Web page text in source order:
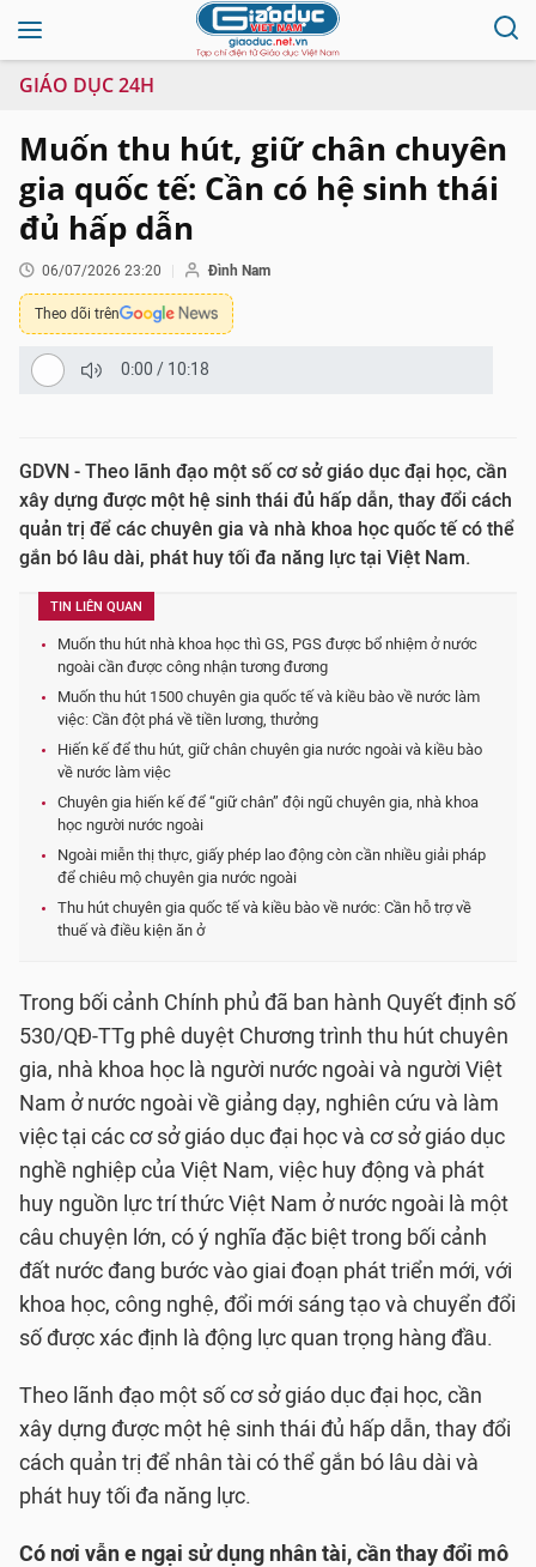
GIÁO DỤC 24H
Muốn thu hút, giữ chân chuyên
gia quốc tế: Cần có hệ sinh thái
đủ hấp dẫn
06/07/2026 23:20 Đình Nam
Theo dõi trên
0:00 / 10:18
GDVN - Theo lãnh đạo một số cơ sở giáo dục đại học, cần
xây dựng được một hệ sinh thái đủ hấp dẫn, thay đổi cách
quản trị để các chuyên gia và nhà khoa học quốc tế có thể
gắn bó lâu dài, phát huy tối đa năng lực tại Việt Nam.
TIN LIÊN QUAN
Muốn thu hút nhà khoa học thì GS, PGS được bổ nhiệm ở nước
ngoài cần được công nhận tương đương
Muốn thu hút 1500 chuyên gia quốc tế và kiều bào về nước làm
việc: Cần đột phá về tiền lương, thưởng
Hiến kế để thu hút, giữ chân chuyên gia nước ngoài và kiều bào
về nước làm việc
Chuyên gia hiến kế để “giữ chân” đội ngũ chuyên gia, nhà khoa
học người nước ngoài
Ngoài miễn thị thực, giấy phép lao động còn cần nhiều giải pháp
để chiêu mộ chuyên gia nước ngoài
Thu hút chuyên gia quốc tế và kiều bào về nước: Cần hỗ trợ về
thuế và điều kiện ăn ở
Trong bối cảnh Chính phủ đã ban hành Quyết định số
530/QĐ-TTg phê duyệt Chương trình thu hút chuyên
gia, nhà khoa học là người nước ngoài và người Việt
Nam ở nước ngoài về giảng dạy, nghiên cứu và làm
việc tại các cơ sở giáo dục đại học và cơ sở giáo dục
nghề nghiệp của Việt Nam, việc huy động và phát
huy nguồn lực trí thức Việt Nam ở nước ngoài là một
câu chuyện lớn, có ý nghĩa đặc biệt trong bối cảnh
đất nước đang bước vào giai đoạn phát triển mới, với
khoa học, công nghệ, đổi mới sáng tạo và chuyển đổi
số được xác định là động lực quan trọng hàng đầu.
Theo lãnh đạo một số cơ sở giáo dục đại học, cần
xây dựng được một hệ sinh thái đủ hấp dẫn, thay đổi
cách quản trị để nhân tài có thể gắn bó lâu dài và
phát huy tối đa năng lực.
Có nơi vẫn e ngại sử dụng nhân tài, cần thay đổi mô